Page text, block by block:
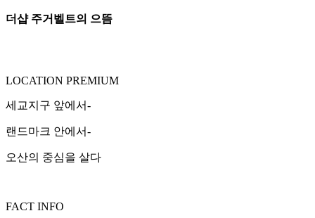
더샵 주거벨트의 으뜸
LOCATION PREMIUM
세교지구 앞에서-
랜드마크 안에서-
오산의 중심을 살다
FACT INFO